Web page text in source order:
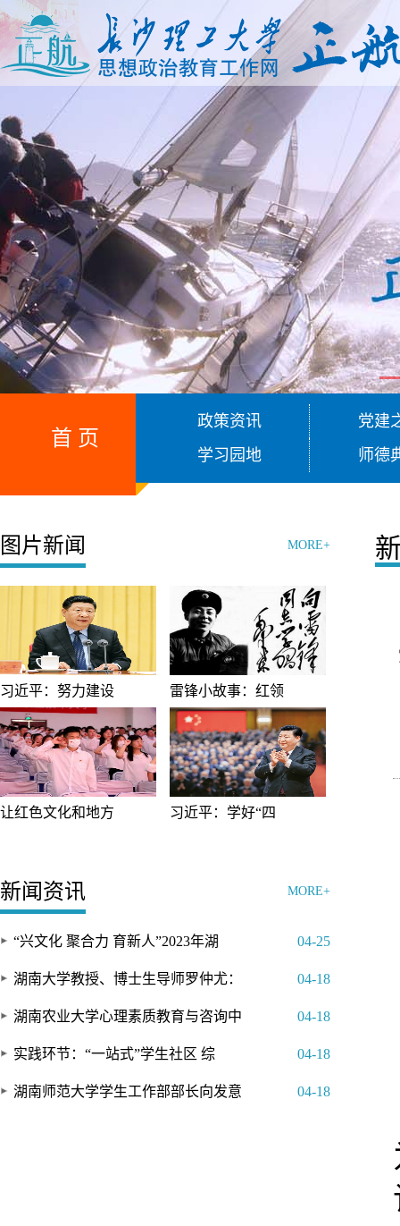
首 页
政策资讯
党建
学习园地
师德
图片新闻 MORE+
习近平：努力建设 雷锋小故事：红领
让红色文化和地方 习近平：学好“四
新闻资讯 MORE+
04-25
“兴文化 聚合力 育新人”2023年湖
04-18
湖南大学教授、博士生导师罗仲尤：
04-18
湖南农业大学心理素质教育与咨询中
04-18
实践环节：“一站式”学生社区 综
04-18
湖南师范大学学生工作部部长向发意